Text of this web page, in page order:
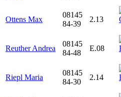
Ottens Max
08145
84-39
2.13
Reuther Andrea
08145
84-48
E.08
Riepl Maria
08145
84-30
2.14